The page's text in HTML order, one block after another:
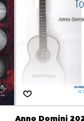
Anno Domini